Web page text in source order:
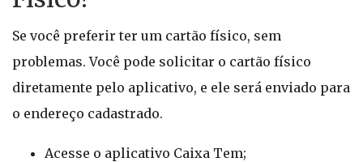
Se você preferir ter um cartão físico, sem
problemas. Você pode solicitar o cartão físico
diretamente pelo aplicativo, e ele será enviado para
o endereço cadastrado.
Acesse o aplicativo Caixa Tem;